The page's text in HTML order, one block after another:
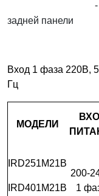
- внешнее
задней панели
Вход 1 фаза 220В,
Гц
МОДЕЛИ
IRD251M21B
200-
1
IRD401M21B